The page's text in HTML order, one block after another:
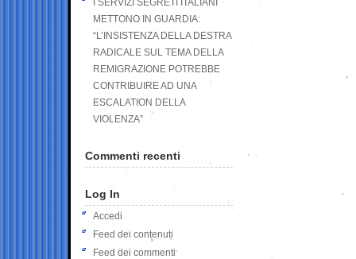
I SERVIZI SEGRETI ITALIANI
METTONO IN GUARDIA:
“L’INSISTENZA DELLA DESTRA
RADICALE SUL TEMA DELLA
REMIGRAZIONE POTREBBE
CONTRIBUIRE AD UNA
ESCALATION DELLA
VIOLENZA”
Commenti recenti
Log In
Accedi
Feed dei contenuti
Feed dei commenti